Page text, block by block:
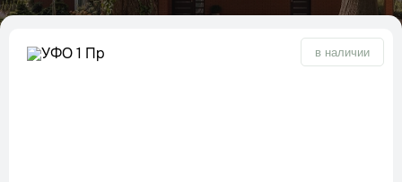
в наличии